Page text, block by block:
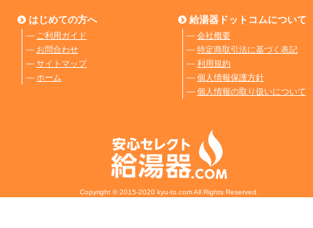
はじめての方へ
― ご利用ガイド
― お問合わせ
― サイトマップ
― ホーム
給湯器ドットコムについて
― 会社概要
― 特定商取引法に基づく表記
― 利用規約
― 個人情報保護方針
― 個人情報の取り扱いについて
Copyright © 2015-2020 kyu-to.com All Rights Reserved.